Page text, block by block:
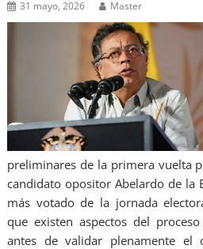
31 mayo, 2026 Master
preliminares de la primera vuelta
candidato opositor Abelardo de la
más votado de la jornada
que existen aspectos del
antes de validar plenamente el